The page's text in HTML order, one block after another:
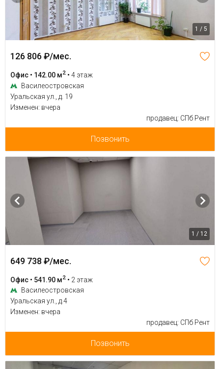
1 / 5
126 806 ₽/мес.
Офис • 142.00 м2 • 4 этаж
Василеостровская
Уральская ул., д. 19
Изменен: вчера
продавец: СПб Рент
Позвонить
1 / 12
649 738 ₽/мес.
Офис • 541.90 м2 • 2 этаж
Василеостровская
Уральская ул., д.4
Изменен: вчера
продавец: СПб Рент
Позвонить